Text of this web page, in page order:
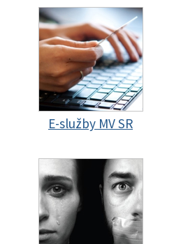
E-služby MV SR